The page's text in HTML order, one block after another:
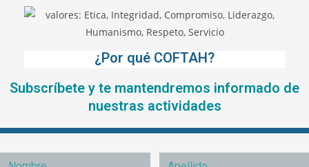
¿Por qué COFTAH?
Subscríbete y te mantendremos informado de
nuestras actividades